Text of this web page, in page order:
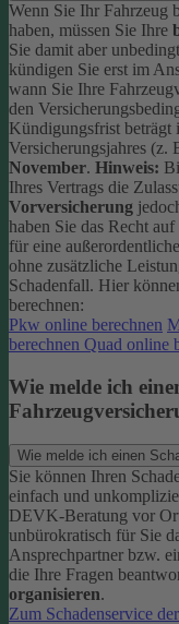
Wenn Sie Ihr Fahrzeug
haben, müssen Sie Ihre
Sie damit aber
kündigen Sie erst im
wann Sie Ihre
den
Kündigungsfrist beträgt
Versicherungsjahres (z.
November. Hinweis:
Ihres Vertrags die
Vorversicherung
haben Sie das Recht auf
für eine
ohne zusätzliche
Schadenfall. Hier
berechnen:
Pkw online berechnen
berechnen Quad online
Wie melde ich
Wie melde ich einen
Sie können Ihren
einfach und
DEVK-Beratung vor
unbürokratisch für Sie
Ansprechpartner bzw.
die Ihre Fragen
organisieren.
Zum Schadenservice